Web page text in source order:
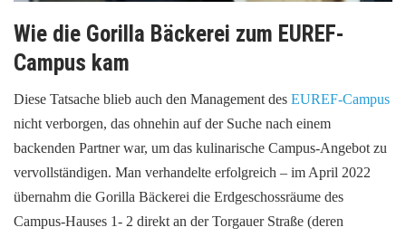
Wie die Gorilla Bäckerei zum EUREF-
Campus kam
Diese Tatsache blieb auch den Management des EUREF-Campus
nicht verborgen, das ohnehin auf der Suche nach einem
backenden Partner war, um das kulinarische Campus-Angebot zu
vervollständigen. Man verhandelte erfolgreich – im April 2022
übernahm die Gorilla Bäckerei die Erdgeschossräume des
Campus-Hauses 1- 2 direkt an der Torgauer Straße (deren